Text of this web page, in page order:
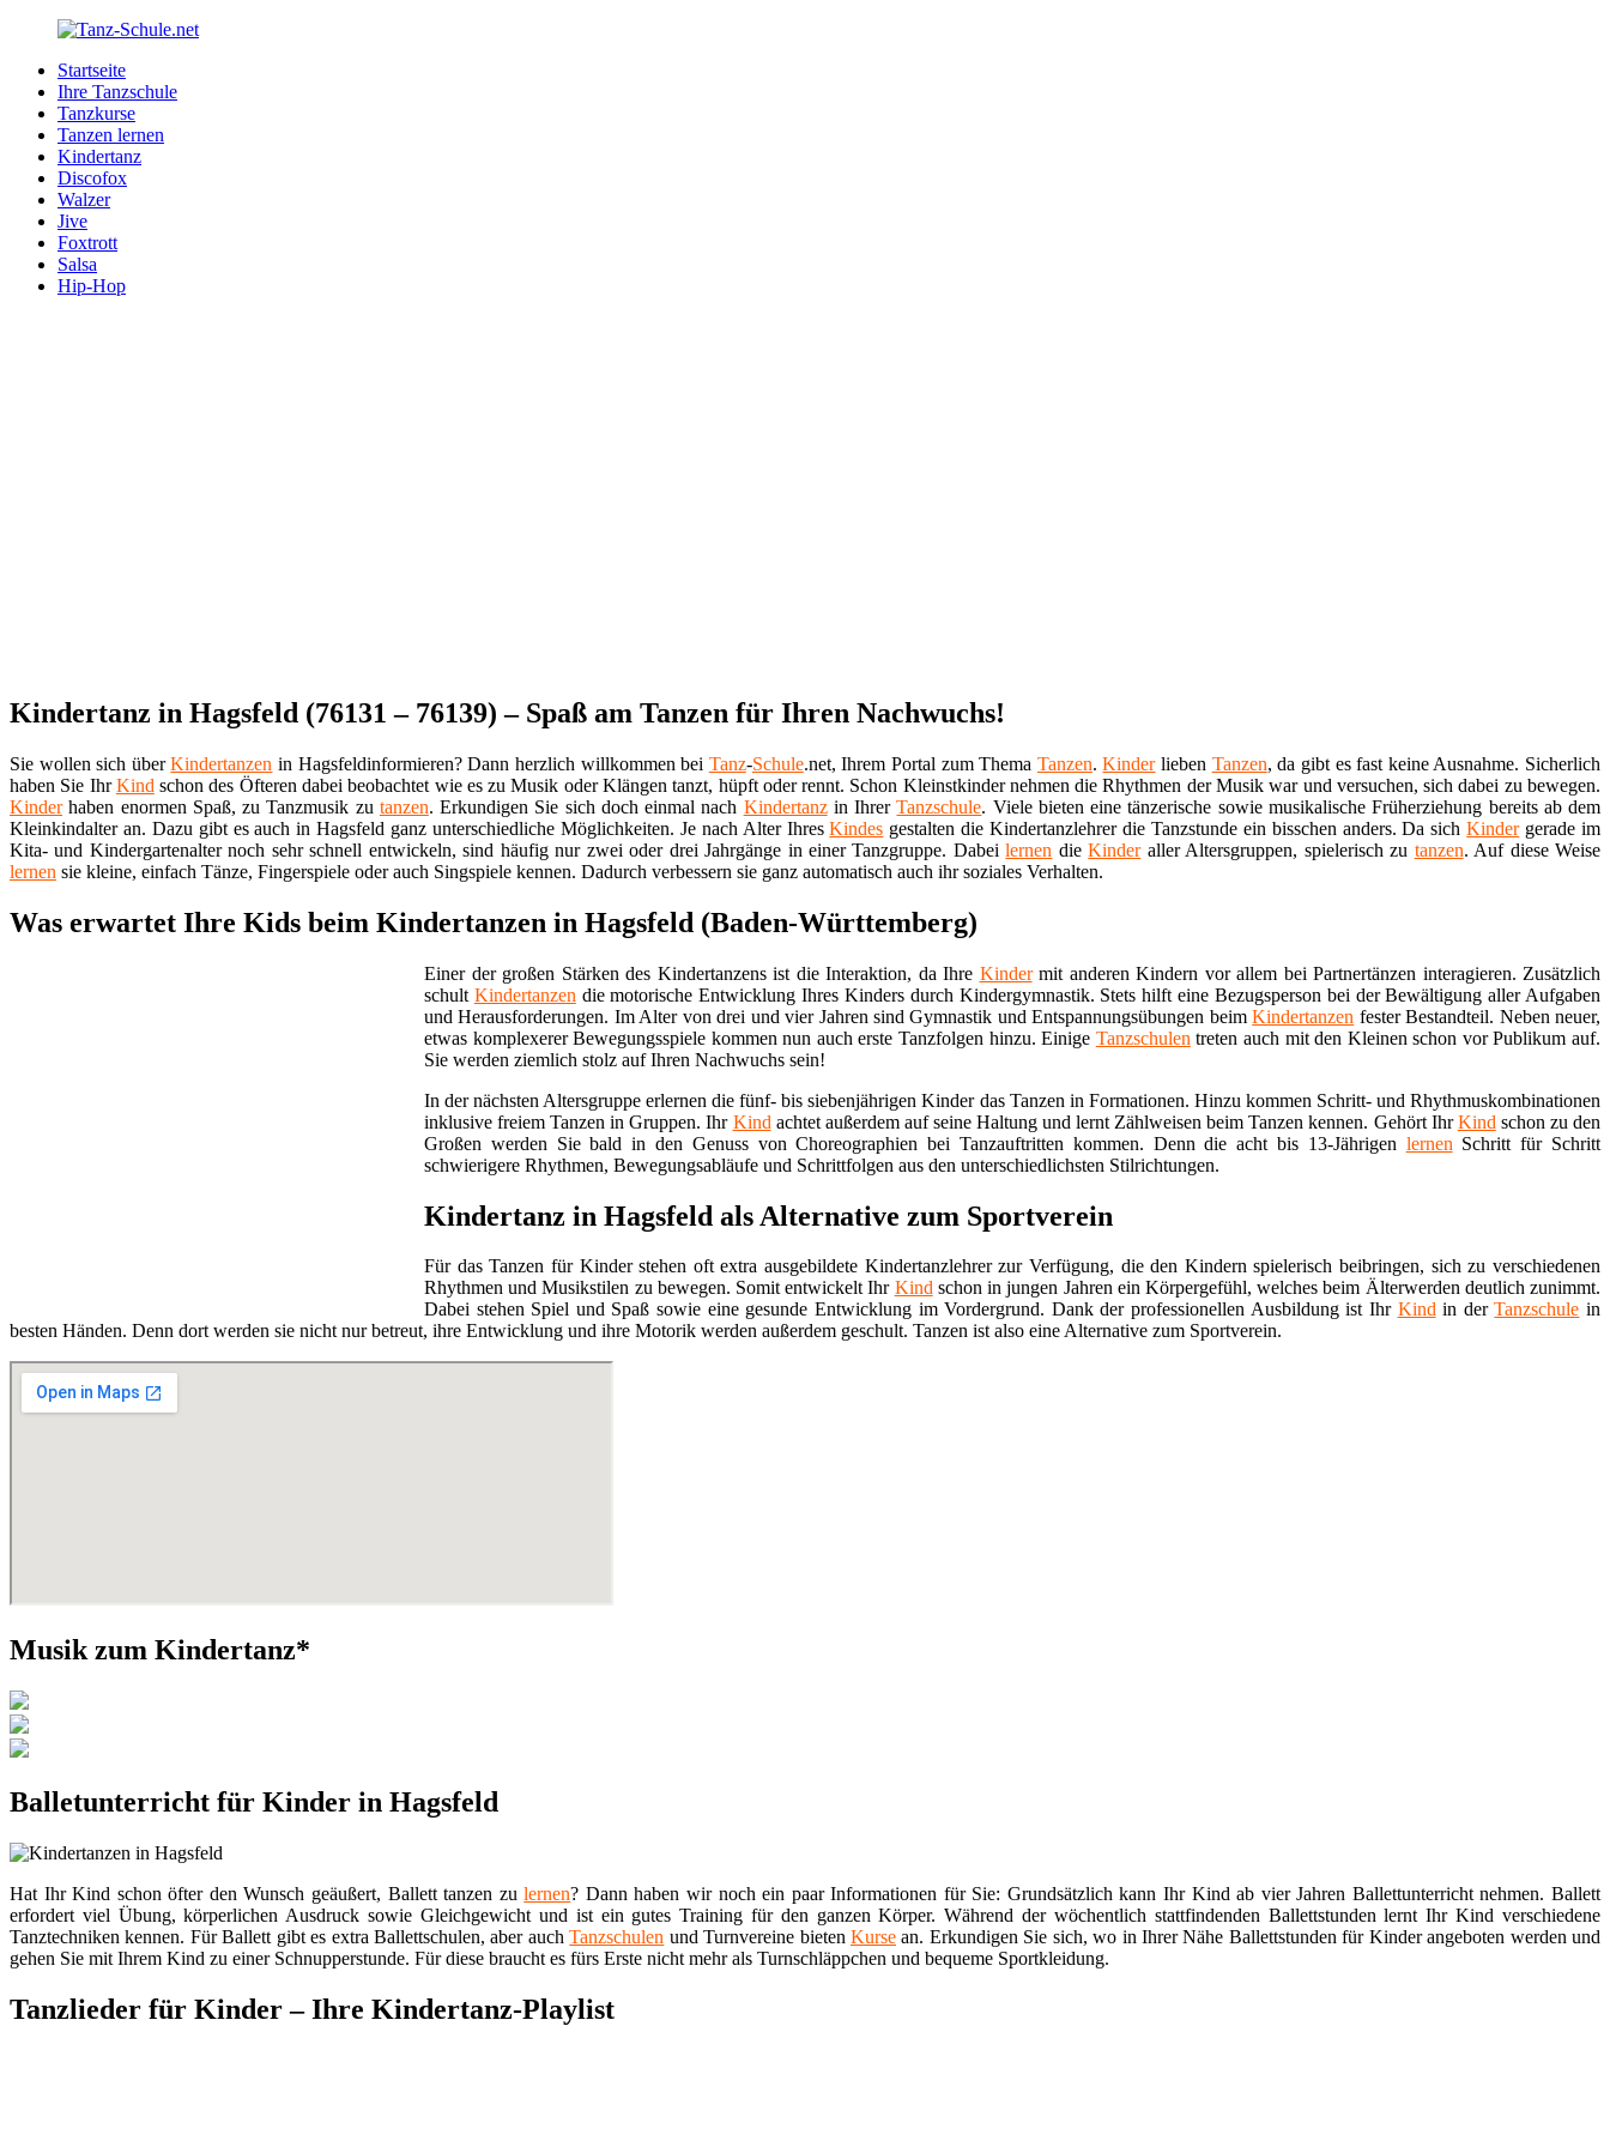
Zurück
Inhalt
Tanz-
Schule.net
Ihre
Tanzschule
Internet
Startseite
Ihre Tanzschule
Tanzkurse
Tanzen lernen
Kindertanz
Discofox
Walzer
Jive
Foxtrott
Salsa
Hip-Hop
Kindertanz in Hagsfeld (76131 – 76139) – Spaß am Tanzen für Ihren Nachwuchs!
Sie wollen sich überKindertanzen in Hagsfeldinformieren? Dann herzlich willkommen bei Tanz-Schule.net, Ihrem Portal zum Thema Tanzen.Kinderlieben Tanzen, da gibt es fast keine Ausnahme. Sicherlich
haben Sie IhrKind schon des Öfteren dabei beobachtet wie es zu Musik oder Klängen tanzt, hüpft oder rennt. Schon Kleinstkinder nehmen die Rhythmen der Musik war und versuchen, sich dabei zu bewegen.
Kinderhaben enormen Spaß, zu Tanzmusik zu tanzen. Erkundigen Sie sich doch einmal nach Kindertanzin IhrerTanzschule. Viele bieten eine tänzerische sowie musikalische Früherziehung bereits ab dem
Kleinkindalter an. Dazu gibt es auch in Hagsfeld ganz unterschiedliche Möglichkeiten. Je nach Alter IhresKindes gestalten die Kindertanzlehrer die Tanzstunde ein bisschen anders. Da sichKindergerade im
Kita- und Kindergartenalter noch sehr schnell entwickeln, sind häufig nur zwei oder drei Jahrgänge in einer Tanzgruppe. Dabeilernen dieKinderaller Altersgruppen, spielerisch zu tanzen. Auf diese Weise
lernen sie kleine, einfach Tänze, Fingerspiele oder auch Singspiele kennen. Dadurch verbessern sie ganz automatisch auch ihr soziales Verhalten.
Was erwartet Ihre Kids beim Kindertanzen in Hagsfeld (Baden-Württemberg)
Einer der großen Stärken des Kindertanzens ist die Interaktion, da Ihre Kindermit anderen Kindern vor allem bei Partnertänzen interagieren. Zusätzlich
schult Kindertanzen die motorische Entwicklung Ihres Kinders durch Kindergymnastik. Stets hilft eine Bezugsperson bei der Bewältigung aller Aufgaben
und Herausforderungen. Im Alter von drei und vier Jahren sind Gymnastik und Entspannungsübungen beimKindertanzen fester Bestandteil. Neben neuer,
etwas komplexerer Bewegungsspiele kommen nun auch erste Tanzfolgen hinzu. Einige Tanzschulen treten auch mit den Kleinen schon vor Publikum auf.
Sie werden ziemlich stolz auf Ihren Nachwuchs sein!
In der nächsten Altersgruppe erlernen die fünf- bis siebenjährigen Kinder das Tanzen in Formationen. Hinzu kommen Schritt- und Rhythmuskombinationen
inklusive freiem Tanzen in Gruppen. Ihr Kind achtet außerdem auf seine Haltung und lernt Zählweisen beim Tanzen kennen. Gehört IhrKind schon zu den
Großen werden Sie bald in den Genuss von Choreographien bei Tanzauftritten kommen. Denn die acht bis 13-Jährigen lernen Schritt für Schritt
schwierigere Rhythmen, Bewegungsabläufe und Schrittfolgen aus den unterschiedlichsten Stilrichtungen.
Kindertanz in Hagsfeld als Alternative zum Sportverein
Für das Tanzen für Kinder stehen oft extra ausgebildete Kindertanzlehrer zur Verfügung, die den Kindern spielerisch beibringen, sich zu verschiedenen
Rhythmen und Musikstilen zu bewegen. Somit entwickelt Ihr Kindschon in jungen Jahren ein Körpergefühl, welches beim Älterwerden deutlich zunimmt.
Dabei stehen Spiel und Spaß sowie eine gesunde Entwicklung im Vordergrund. Dank der professionellen Ausbildung ist Ihr Kindin derTanzschule in
besten Händen. Denn dort werden sie nicht nur betreut, ihre Entwicklung und ihre Motorik werden außerdem geschult. Tanzen ist also eine Alternative zum Sportverein.
Musik zum Kindertanz*
Balletunterricht für Kinder in Hagsfeld
Hat Ihr Kind schon öfter den Wunsch geäußert, Ballett tanzen zulernen? Dann haben wir noch ein paar Informationen für Sie: Grundsätzlich kann Ihr Kind ab vier Jahren Ballettunterricht nehmen. Ballett
erfordert viel Übung, körperlichen Ausdruck sowie Gleichgewicht und ist ein gutes Training für den ganzen Körper. Während der wöchentlich stattfindenden Ballettstunden lernt Ihr Kind verschiedene
Tanztechniken kennen. Für Ballett gibt es extra Ballettschulen, aber auchTanzschulen und Turnvereine bietenKurse an. Erkundigen Sie sich, wo in Ihrer Nähe Ballettstunden für Kinder angeboten werden und
gehen Sie mit Ihrem Kind zu einer Schnupperstunde. Für diese braucht es fürs Erste nicht mehr als Turnschläppchen und bequeme Sportkleidung.
Tanzlieder für Kinder – Ihre Kindertanz-Playlist